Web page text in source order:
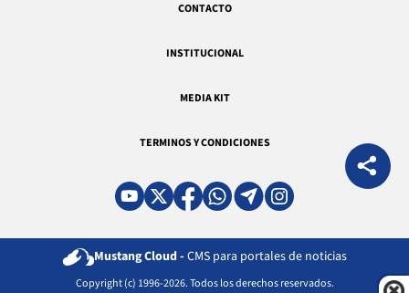
CONTACTO
INSTITUCIONAL
MEDIA KIT
TERMINOS Y CONDICIONES
Mustang Cloud - CMS para portales de noticias
Copyright (c) 1996-2026. Todos los derechos reservados.